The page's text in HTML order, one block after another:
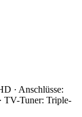
· Anschlüsse:
TV-Tuner: Triple-